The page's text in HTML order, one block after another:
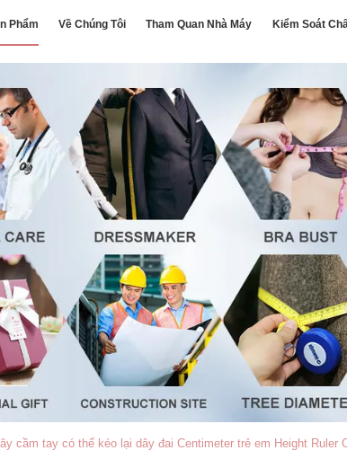
Phẩm Về Chúng Tôi Tham Quan Nhà Máy Kiểm Soát
cầm tay có thể kéo lại dây đai Centimeter trẻ em Height Ruler